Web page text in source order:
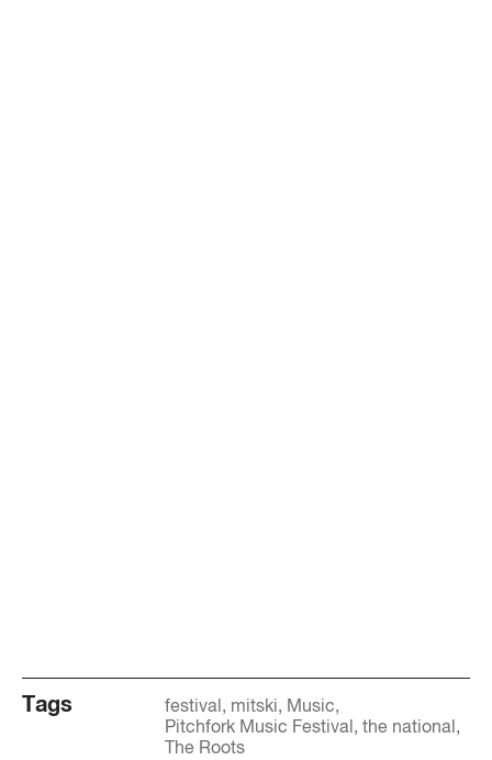
Tags festival mitski Music
Pitchfork Music Festival
the national
The Roots